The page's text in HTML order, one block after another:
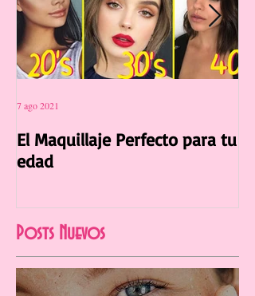
El Maquillaje Perfecto para tu
edad
7 ago 2021
Posts Nuevos